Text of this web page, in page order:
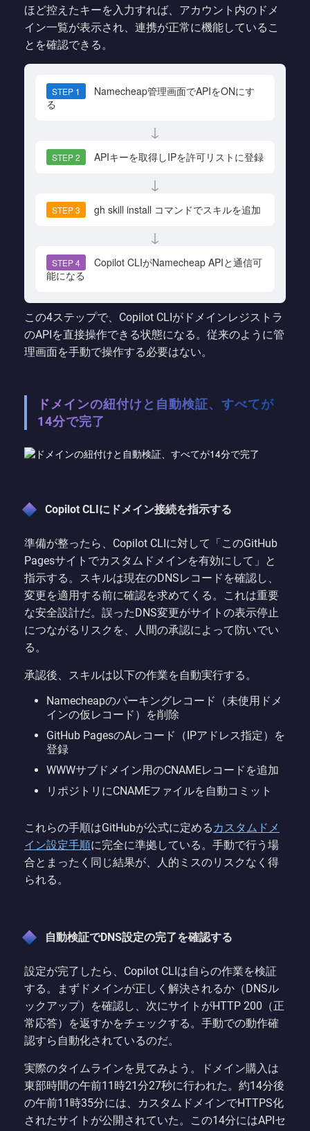
ほど控えたキーを入力すれば、アカウント内のドメ
イン一覧が表示され、連携が正常に機能しているこ
とを確認できる。
STEP 1
Namecheap管理画面でAPIをONにす
る
↓
STEP 2 APIキーを取得しIPを許可リストに登録
↓
STEP 3 gh skill install コマンドでスキルを追加
↓
STEP 4
Copilot CLIがNamecheap APIと通信可
能になる
この4ステップで、Copilot CLIがドメインレジストラ
のAPIを直接操作できる状態になる。従来のように管
理画面を手動で操作する必要はない。
ドメインの紐付けと自動検証、すべてが
14分で完了
Copilot CLIにドメイン接続を指示する
準備が整ったら、Copilot CLIに対して「このGitHub
Pagesサイトでカスタムドメインを有効にして」と
指示する。スキルは現在のDNSレコードを確認し、
変更を適用する前に確認を求めてくる。これは重要
な安全設計だ。誤ったDNS変更がサイトの表示停止
につながるリスクを、人間の承認によって防いでい
る。
承認後、スキルは以下の作業を自動実行する。
Namecheapのパーキングレコード（未使用ドメ
インの仮レコード）を削除
GitHub PagesのAレコード（IPアドレス指定）を
登録
WWWサブドメイン用のCNAMEレコードを追加
リポジトリにCNAMEファイルを自動コミット
これらの手順はGitHubが公式に定める カスタムドメ
イン設定手順に完全に準拠している。手動で行う場
合とまったく同じ結果が、人的ミスのリスクなく得
られる。
自動検証でDNS設定の完了を確認する
設定が完了したら、Copilot CLIは自らの作業を検証
する。まずドメインが正しく解決されるか（DNSル
ックアップ）を確認し、次にサイトがHTTP 200（正
常応答）を返すかをチェックする。手動での動作確
認すら自動化されているのだ。
実際のタイムラインを見てみよう。ドメイン購入は
東部時間の午前11時21分27秒に行われた。約14分後
の午前11時35分には、カスタムドメインでHTTPS化
されたサイトが公開されていた。この14分にはAPIセ